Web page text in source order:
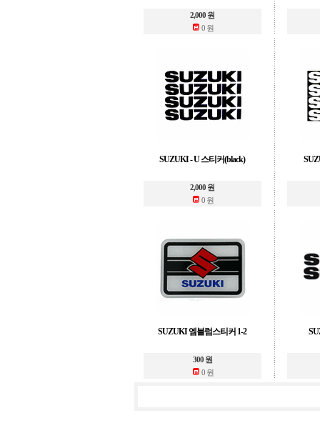
2,000 원
0 원
SUZUKI - U 스티커(black)
2,000 원
0 원
SUZUKI 엠블럼스티커 1-2
300 원
0 원